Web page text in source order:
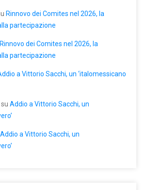
Rinnovo dei Comites nel 2026, la
partecipazione
Rinnovo dei Comites nel 2026, la
partecipazione
a Vittorio Sacchi, un ‘italomessicano
su Addio a Vittorio Sacchi, un
Addio a Vittorio Sacchi, un